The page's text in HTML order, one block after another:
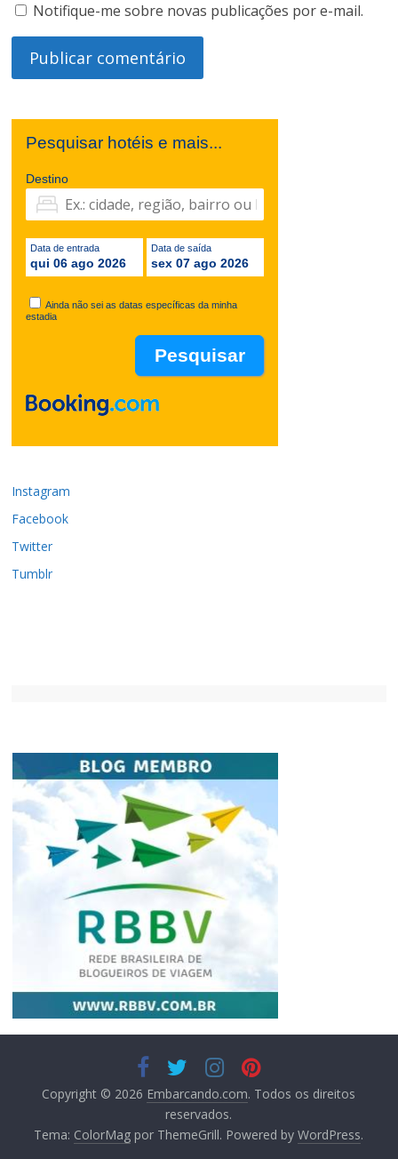
Notifique-me sobre novas publicações por e-mail.
Pesquisar hotéis e mais...
Destino
Data de entrada
qui 06 ago 2026
Data de saída
sex 07 ago 2026
Ainda não sei as datas específicas da minha
estadia
Instagram
Facebook
Twitter
Tumblr
Copyright © 2026 Embarcando.com. Todos os direitos
reservados.
Tema: ColorMag por ThemeGrill. Powered byWordPress.